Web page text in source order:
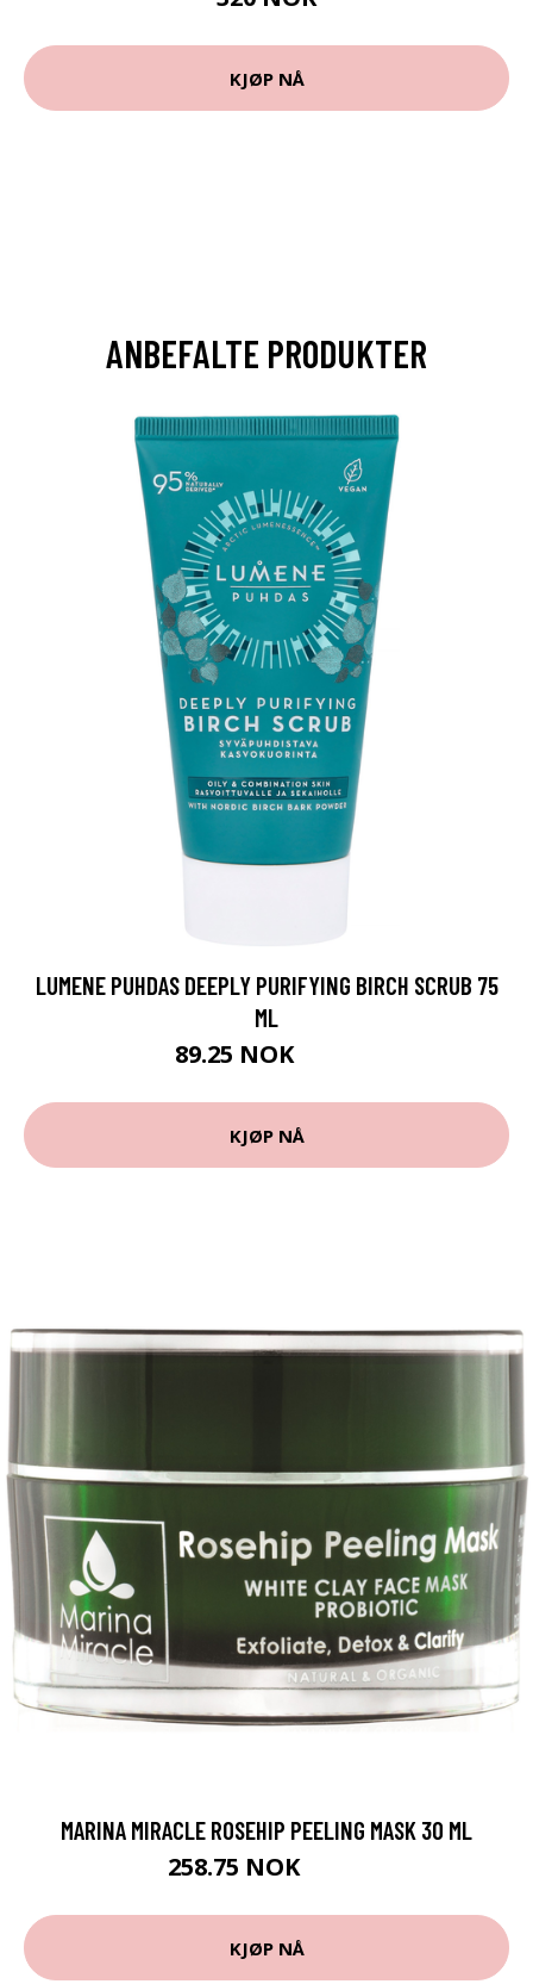
KJØP NÅ
ANBEFALTE PRODUKTER
LUMENE PUHDAS DEEPLY PURIFYING BIRCH SCRUB 75
ML
89.25 NOK
KJØP NÅ
MARINA MIRACLE ROSEHIP PEELING MASK 30 ML
258.75 NOK
KJØP NÅ